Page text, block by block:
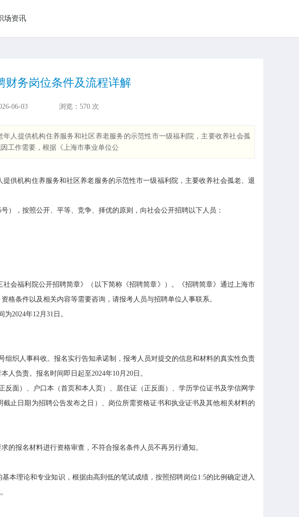
场资讯
财务岗位条件及流程详解
06-03 浏览： 570 次
人提供机构住养服务和社区养老服务的示范性市一级福利院，主要收养社会孤
作需要，根据《上海市事业单位公
机构住养服务和社区养老服务的示范性市一级福利院，主要收养社会孤老、退
，按照公开、平等、竞争、择优的原则，向社会公开招聘以下人员：
福利院公开招聘简章》（以下简称《招聘简章》）。《招聘简章》通过上海市
格条件以及相关内容等需要咨询，请报考人员与招聘单位人事联系。
2024年12月31日。
织人事科收。报名实行告知承诺制，报考人员对提交的信息和材料的真实性负责
负责。报名时间即日起至2024年10月20日。
面）、户口本（首页和本人页）、居住证（正反面）、学历学位证书及学信网学
止日期为招聘公告发布之日）、岗位所需资格证书和执业证书及其他相关材料的
报名材料进行资格审查，不符合报名条件人员不再另行通知。
理论和专业知识，根据由高到低的笔试成绩，按照招聘岗位1:5的比例确定进入